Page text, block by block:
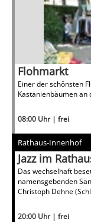
Flohmarkt
Einer der schönsten
Kastanienbäumen
08:00 Uhr | frei
Rathaus-Innenhof
Jazz im
Das wechselhaft
namensgebenden
Christoph Dehne
20:00 Uhr | frei